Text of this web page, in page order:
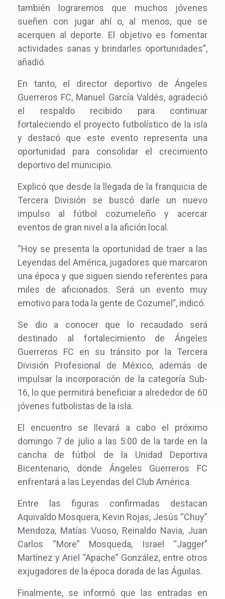
también lograremos que muchos jóvenes
sueñen con jugar ahí o, al menos, que se
acerquen al deporte. El objetivo es fomentar
actividades sanas y brindarles oportunidades”,
añadió.
En tanto, el director deportivo de Ángeles
Guerreros FC, Manuel García Valdés, agradeció
el respaldo recibido para continuar
fortaleciendo el proyecto futbolístico de la isla
y destacó que este evento representa una
oportunidad para consolidar el crecimiento
deportivo del municipio.
Explicó que desde la llegada de la franquicia de
Tercera División se buscó darle un nuevo
impulso al fútbol cozumeleño y acercar
eventos de gran nivel a la afición local.
“Hoy se presenta la oportunidad de traer a las
Leyendas del América, jugadores que marcaron
una época y que siguen siendo referentes para
miles de aficionados. Será un evento muy
emotivo para toda la gente de Cozumel”, indicó.
Se dio a conocer que lo recaudado será
destinado al fortalecimiento de Ángeles
Guerreros FC en su tránsito por la Tercera
División Profesional de México, además de
impulsar la incorporación de la categoría Sub-
16, lo que permitirá beneficiar a alrededor de 60
jóvenes futbolistas de la isla.
El encuentro se llevará a cabo el próximo
domingo 7 de julio a las 5:00 de la tarde en la
cancha de fútbol de la Unidad Deportiva
Bicentenario, donde Ángeles Guerreros FC
enfrentará a las Leyendas del Club América.
Entre las figuras confirmadas destacan
Aquivaldo Mosquera, Kevin Rojas, Jesús “Chuy”
Mendoza, Matías Vuoso, Reinaldo Navia, Juan
Carlos “More” Mosqueda, Israel “Jagger”
Martínez y Ariel “Apache” González, entre otros
exjugadores de la época dorada de las Águilas.
Finalmente, se informó que las entradas en